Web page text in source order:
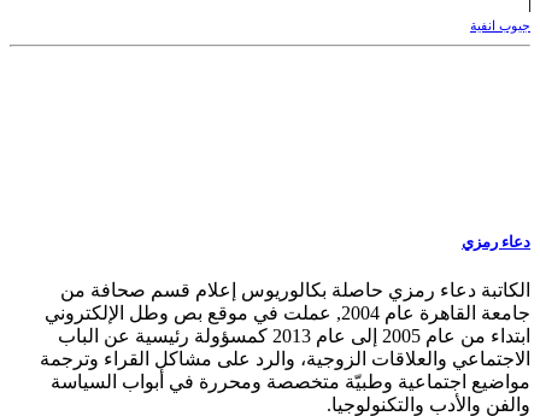
جيوب انفية
دعاء رمزي
الكاتبة دعاء رمزي حاصلة بكالوريوس إعلام قسم صحافة من
جامعة القاهرة عام 2004, عملت في موقع بص وطل الإلكتروني
ابتداء من عام 2005 إلى عام 2013 كمسؤولة رئيسية عن الباب
الاجتماعي والعلاقات الزوجية، والرد على مشاكل القراء وترجمة
مواضيع اجتماعية وطبيّة متخصصة ومحررة في أبواب السياسة
والفن والأدب والتكنولوجيا.